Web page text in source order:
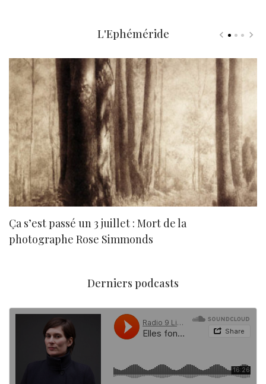
L'Ephéméride
Ça s’est passé un 3 juillet : Mort de la
photographe Rose Simmonds
Derniers podcasts